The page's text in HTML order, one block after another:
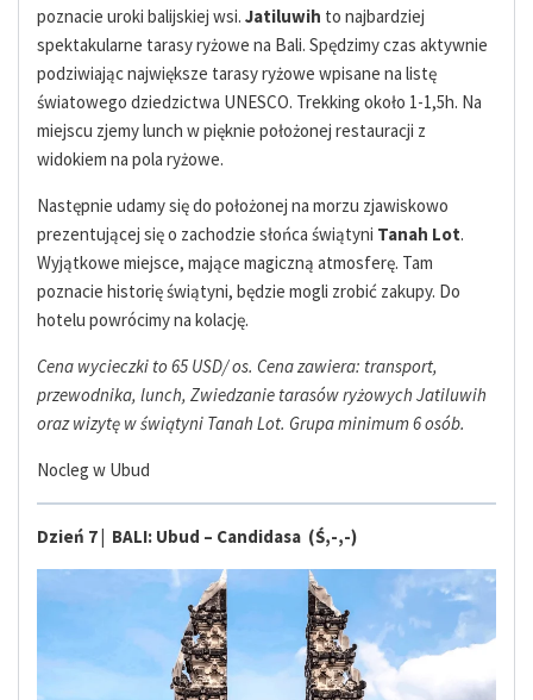
poznacie uroki balijskiej wsi. Jatiluwih to najbardziej
spektakularne tarasy ryżowe na Bali. Spędzimy czas aktywnie
podziwiając największe tarasy ryżowe wpisane na listę
światowego dziedzictwa UNESCO. Trekking około 1-1,5h. Na
miejscu zjemy lunch w pięknie położonej restauracji z
widokiem na pola ryżowe.
Następnie udamy się do położonej na morzu zjawiskowo
prezentującej się o zachodzie słońca świątyni Tanah Lot.
Wyjątkowe miejsce, mające magiczną atmosferę. Tam
poznacie historię świątyni, będzie mogli zrobić zakupy. Do
hotelu powrócimy na kolację.
Cena wycieczki to 65 USD/ os. Cena zawiera: transport,
przewodnika, lunch, Zwiedzanie tarasów ryżowych Jatiluwih
oraz wizytę w świątyni Tanah Lot. Grupa minimum 6 osób.
Nocleg w Ubud
Dzień 7 | BALI: Ubud – Candidasa (Ś,-,-)